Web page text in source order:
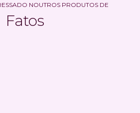
NOUTROS PRODUTOS DE
Fatos